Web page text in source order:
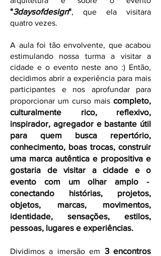
"3daysofdesign", que ela visitara
quatro vezes.
A aula foi tão envolvente, que acabou
estimulando nossa turma a visitar a
cidade e o evento neste ano :) Então,
decidimos abrir a experiência para mais
participantes e nos aprofundar para
proporcionar um curso mais completo,
culturalmente rico, reflexivo,
inspirador, agregador e bastante útil
para quem busca repertório,
conhecimento, boas trocas, construir
uma marca autêntica e propositiva e
gostaria de visitar a cidade e o
evento com um olhar amplo -
conectando histórias, projetos,
objetos, marcas, movimentos,
identidade, sensações, estilos,
pessoas, lugares e experiências.
Dividimos a imersão em 3 encontros